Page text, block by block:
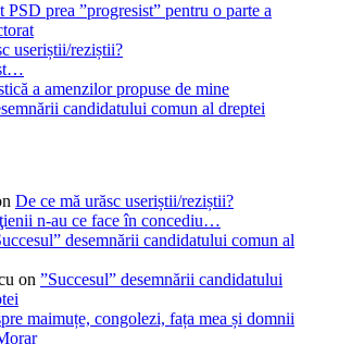
PSD prea ”progresist” pentru o parte a
useriștii/reziștii?
a amenzilor propuse de mine
candidatului comun al dreptei
De ce mă urăsc useriștii/reziștii?
n-au ce face în concediu…
desemnării candidatului comun al
on ”Succesul” desemnării candidatului
maimuțe, congolezi, fața mea și domnii